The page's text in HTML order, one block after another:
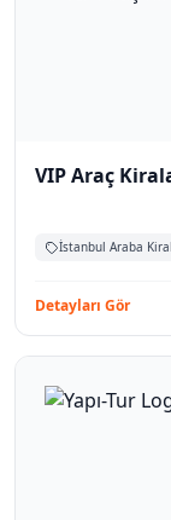
VIP Araç
İstanbul Araba
Detayları Gör